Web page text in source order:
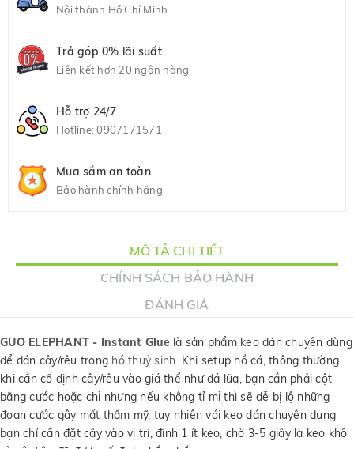
Nội thành Hồ Chí Minh
Trả góp 0% lãi suất
Liên kết hơn 20 ngân hàng
Hỗ trợ 24/7
Hotline:0907171571
Mua sắm an toàn
Bảo hành chính hãng
MÔ TẢ CHI TIẾT
CHÍNH SÁCH BẢO HÀNH
ĐÁNH GIÁ
GUO ELEPHANT - Instant Gluelà sản phẩm keo dán chuyên dùng
để dán cây/rêu trong hồ thuỷ sinh. Khi setup hồ cá, thông thường
khi cần cố định cây/rêu vào giá thể như đá lũa, bạn cần phải cột
bằng cước hoặc chỉ nhưng nếu không tỉ mỉ thì sẽ dễ bị lộ những
đoạn cước gây mất thẩm mỹ, tuy nhiên với keo dán chuyên dụng
bạn chỉ cần đặt cây vào vị trí, đính 1 ít keo, chờ 3-5 giây là keo khô